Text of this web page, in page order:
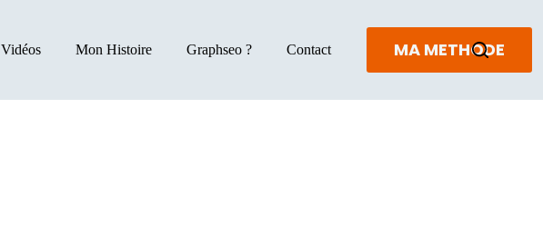
Vidéos Mon Histoire Graphseo ? Contact MA METHODE